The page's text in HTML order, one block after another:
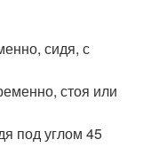
сидя, с
стоя или
под углом 45